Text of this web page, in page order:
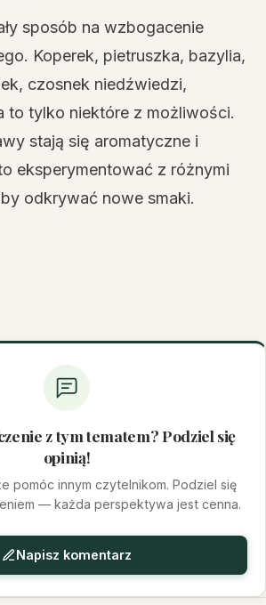
sposób na wzbogacenie
Koperek, pietruszka, bazylia,
czosnek niedźwiedzi,
to tylko niektóre z możliwości.
stają się aromatyczne i
eksperymentować z różnymi
odkrywać nowe smaki.
z tym tematem? Podziel się
opinią!
pomóc innym czytelnikom. Podziel się
— każda perspektywa jest cenna.
Napisz komentarz